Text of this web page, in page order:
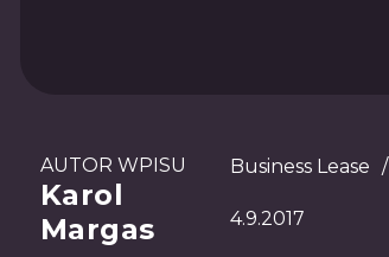
AUTOR WPISU
Karol
Margas
Business Lease /
4.9.2017